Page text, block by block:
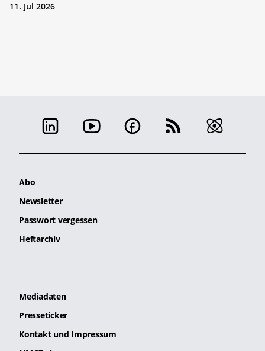
11. Jul 2026
Abo
Newsletter
Passwort vergessen
Heftarchiv
Mediadaten
Presseticker
Kontakt und Impressum